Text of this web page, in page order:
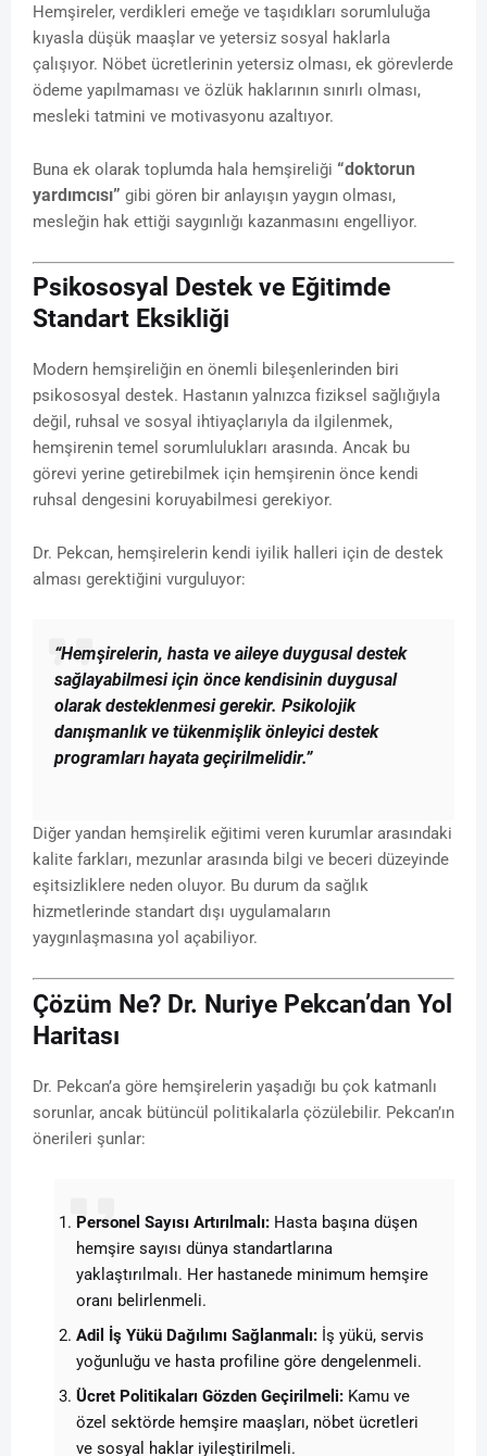
Hemşireler, verdikleri emeğe ve taşıdıkları sorumluluğa
kıyasla düşük maaşlar ve yetersiz sosyal haklarla
çalışıyor. Nöbet ücretlerinin yetersiz olması, ek görevlerde
ödeme yapılmaması ve özlük haklarının sınırlı olması,
mesleki tatmini ve motivasyonu azaltıyor.
Buna ek olarak toplumda hala hemşireliği “doktorun
yardımcısı” gibi gören bir anlayışın yaygın olması,
mesleğin hak ettiği saygınlığı kazanmasını engelliyor.
Psikososyal Destek ve Eğitimde
Standart Eksikliği
Modern hemşireliğin en önemli bileşenlerinden biri
psikososyal destek. Hastanın yalnızca fiziksel sağlığıyla
değil, ruhsal ve sosyal ihtiyaçlarıyla da ilgilenmek,
hemşirenin temel sorumlulukları arasında. Ancak bu
görevi yerine getirebilmek için hemşirenin önce kendi
ruhsal dengesini koruyabilmesi gerekiyor.
Dr. Pekcan, hemşirelerin kendi iyilik halleri için de destek
alması gerektiğini vurguluyor:
“Hemşirelerin, hasta ve aileye duygusal destek
sağlayabilmesi için önce kendisinin duygusal
olarak desteklenmesi gerekir. Psikolojik
danışmanlık ve tükenmişlik önleyici destek
programları hayata geçirilmelidir.”
Diğer yandan hemşirelik eğitimi veren kurumlar arasındaki
kalite farkları, mezunlar arasında bilgi ve beceri düzeyinde
eşitsizliklere neden oluyor. Bu durum da sağlık
hizmetlerinde standart dışı uygulamaların
yaygınlaşmasına yol açabiliyor.
Çözüm Ne? Dr. Nuriye Pekcan’dan Yol
Haritası
Dr. Pekcan’a göre hemşirelerin yaşadığı bu çok katmanlı
sorunlar, ancak bütüncül politikalarla çözülebilir. Pekcan’ın
önerileri şunlar:
Personel Sayısı Artırılmalı: Hasta başına düşen
hemşire sayısı dünya standartlarına
yaklaştırılmalı. Her hastanede minimum hemşire
oranı belirlenmeli.
Adil İş Yükü Dağılımı Sağlanmalı: İş yükü, servis
yoğunluğu ve hasta profiline göre dengelenmeli.
Ücret Politikaları Gözden Geçirilmeli: Kamu ve
özel sektörde hemşire maaşları, nöbet ücretleri
ve sosyal haklar iyileştirilmeli.